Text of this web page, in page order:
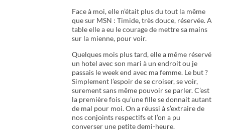
Face à moi, elle n’était plus du tout la même
que sur MSN : Timide, très douce, réservée. A
table elle a eu le courage de mettre sa mains
sur la mienne, pour voir.
Quelques mois plus tard, elle a même réservé
un hotel avec son mari à un endroit ou je
passais le week end avec ma femme. Le but ?
Simplement l’espoir de se croiser, se voir,
surement sans même pouvoir se parler. C’est
la première fois qu’une fille se donnait autant
de mal pour moi. On a réussi à s’extraire de
nos conjoints respectifs et l’on a pu
converser une petite demi-heure.